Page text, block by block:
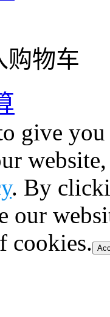
购物车
give
. By
our
cookies.